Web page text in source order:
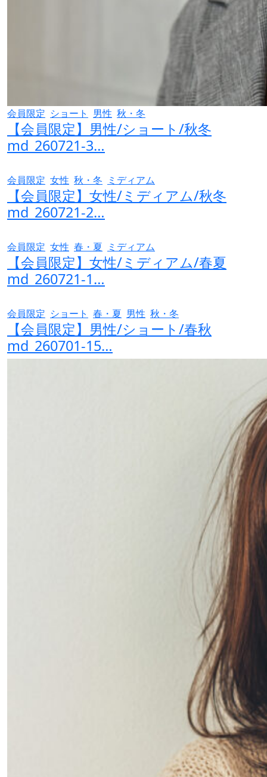
会員限定 ショート 男性 秋・冬
【会員限定】男性/ショート/秋冬
md_260721-3…
会員限定 女性 秋・冬 ミディアム
【会員限定】女性/ミディアム/秋冬
md_260721-2…
会員限定 女性 春・夏 ミディアム
【会員限定】女性/ミディアム/春夏
md_260721-1…
会員限定 ショート 春・夏 男性 秋・冬
【会員限定】男性/ショート/春秋
md_260701-15…